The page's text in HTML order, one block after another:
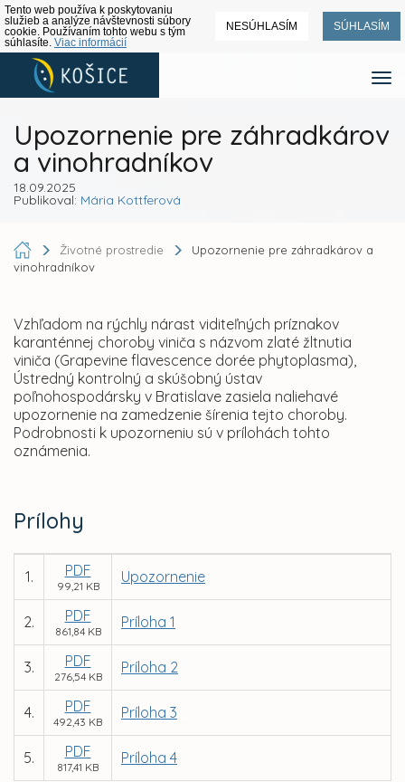
Tento web používa k poskytovaniu
služieb a analýze návštevnosti súbory
cookie. Používaním tohto webu s tým
súhlasíte. Viac informácií
NESÚHLASÍM SÚHLASÍM
Upozornenie pre záhradkárov
a vinohradníkov
18.09.2025
Publikoval: Mária Kottferová
Životné prostredie
Upozornenie pre záhradkárov a
vinohradníkov
Vzhľadom na rýchly nárast viditeľných príznakov
karanténnej choroby viniča s názvom zlaté žltnutia
viniča (Grapevine flavescence dorée phytoplasma),
Ústredný kontrolný a skúšobný ústav
poľnohospodársky v Bratislave zasiela naliehavé
upozornenie na zamedzenie šírenia tejto choroby.
Podrobnosti k upozorneniu sú v prílohách tohto
oznámenia.
Prílohy
1. PDF
99,21 KB
Upozornenie
2. PDF
861,84 KB
Príloha 1
3. PDF
276,54 KB
Príloha 2
4. PDF
492,43 KB
Príloha 3
5. PDF
817,41 KB
Príloha 4